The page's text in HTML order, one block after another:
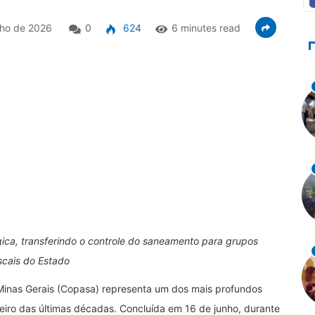
de 2026 0 624 6 minutes read
transferindo o controle do saneamento para grupos
do Estado
Gerais (Copasa) representa um dos mais profundos
das últimas décadas. Concluída em 16 de junho, durante